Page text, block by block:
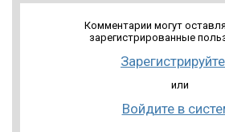
Комментарии могут
зарегистрированные
или
Войдите в